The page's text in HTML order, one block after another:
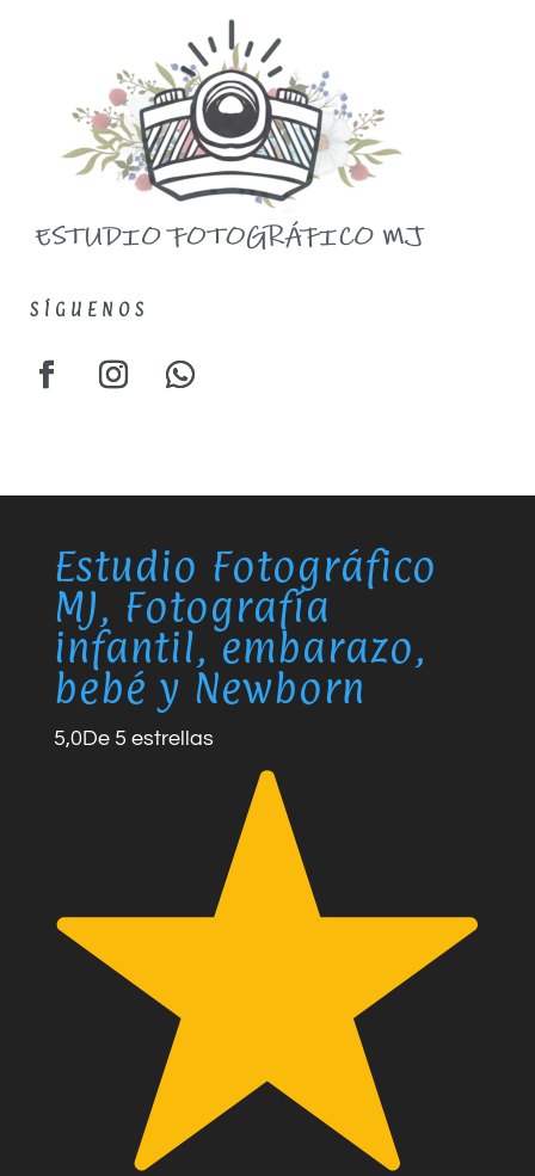
SÍGUENOS
Estudio Fotográfico
MJ, Fotografía
infantil, embarazo,
bebé y Newborn
5,0De 5 estrellas